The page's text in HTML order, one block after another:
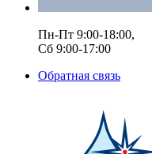
Пн-Пт 9:00-18:00,
Сб 9:00-17:00
Обратная связь